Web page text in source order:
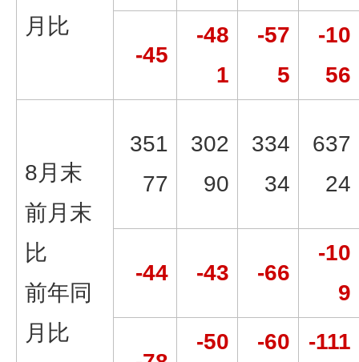
月比
-45
-48
1
-57
5
-10
56
8月末
前月末
比
前年同
月比
351
77
302
90
334
34
637
24
-44 -43 -66
-10
9
-50
-60
-111